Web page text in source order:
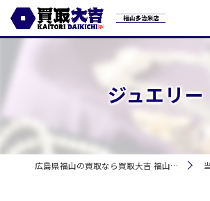
ジュエリー
広島県福山の買取なら買取大吉 福山多治米店